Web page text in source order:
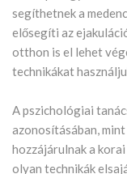
segíthetnek a
elősegíti az
otthon is el lehet
technikákat
A pszichológiai
azonosításában,
hozzájárulnak a
olyan technikák